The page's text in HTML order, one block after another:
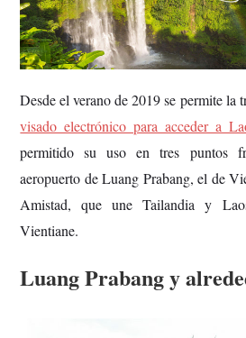
Desde el verano de 2019 se permite la
visado electrónico para acceder a
permitido su uso en tres puntos
aeropuerto de Luang Prabang, el de
Amistad, que une Tailandia y
Vientiane.
Luang Prabang y